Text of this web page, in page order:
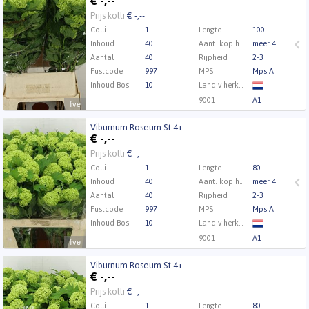
live
Prijs kolli € -,--
Colli 1 Lengte
100
Inhoud
40
meer 4
Aantal
40 Rijpheid
2-3
Fustcode
997 MPS
Mps A
Inhoud Bos
10
9001
A1
Kweker
Rozenberg VOF
Eerst Inloggen a.u.b.Klik hier om in te loggen.
live
Viburnum Roseum St 4+
€ -,--
Prijs kolli € -,--
Colli 1 Lengte
80
Inhoud
40
meer 4
Aantal
40 Rijpheid
2-3
Fustcode
997 MPS
Mps A
Inhoud Bos
10
9001
A1
Kweker
Rozenberg VOF
Viburnum Roseum St 4+
Eerst Inloggen a.u.b.Klik hier om in te loggen.
Viburnum Roseum St 4+
€ -,--
Prijs kolli € -,--
Colli 1 Lengte 80
Viburnum Roseum St 4+
Eerst Inloggen a.u.b.Klik hier om in te loggen.